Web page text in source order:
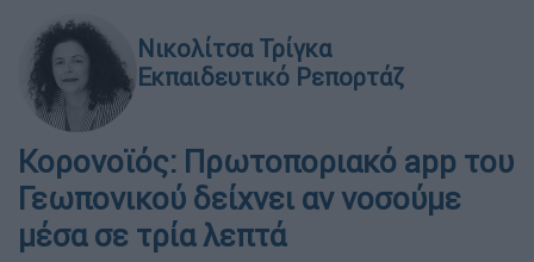
Νικολίτσα Τρίγκα
Εκπαιδευτικό Ρεπορτάζ
Κορονοϊός: Πρωτοποριακό app του
Γεωπονικού δείχνει αν νοσούμε
μέσα σε τρία λεπτά